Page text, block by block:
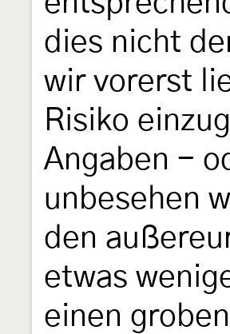
dies nicht
wir vorerst
Risiko
Angaben -
unbesehen
den
etwas
einen